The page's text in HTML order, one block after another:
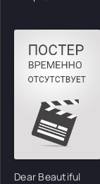
Dear Beautiful